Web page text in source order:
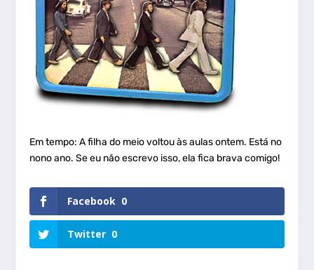
Em tempo: A filha do meio voltou às aulas ontem. Está no
nono ano. Se eu não escrevo isso, ela fica brava comigo!
Facebook 0
Twitter 0